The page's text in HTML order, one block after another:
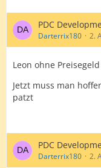
PDC
Darterrix180 2.
Leon ohne
Jetzt muss man
patzt
PDC
Darterrix180 2.